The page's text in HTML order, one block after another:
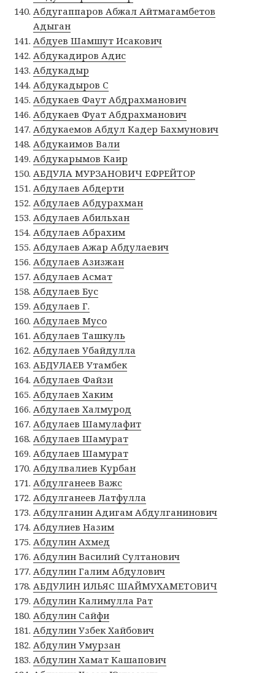
Абдугаппаров Абжал Айтмагамбетов
Адыган
Абдуев Шамшут Исакович
Абдукадиров Адис
Абдукадыр
Абдукадыров С
Абдукаев Фаут Абдрахманович
Абдукаев Фуат Абдрахманович
Абдукаемов Абдул Кадер Бахмунович
Абдукаимов Вали
Абдукарымов Каир
АБДУЛА МУРЗАНОВИЧ ЕФРЕЙТОР
Абдулаев Абдерти
Абдулаев Абдурахман
Абдулаев Абильхан
Абдулаев Абрахим
Абдулаев Ажар Абдулаевич
Абдулаев Азизжан
Абдулаев Асмат
Абдулаев Бус
Абдулаев Г.
Абдулаев Мусо
Абдулаев Ташкуль
Абдулаев Убайдулла
АБДУЛАЕВ Утамбек
Абдулаев Файзи
Абдулаев Хаким
Абдулаев Халмурод
Абдулаев Шамулафит
Абдулаев Шамурат
Абдулаев Шамурат
Абдулвалиев Курбан
Абдулганеев Важс
Абдулганеев Латфулла
Абдулганин Адигам Абдулганинович
Абдулиев Назим
Абдулин Ахмед
Абдулин Василий Султанович
Абдулин Галим Абдулович
АБДУЛИН ИЛЬЯС ШАЙМУХАМЕТОВИЧ
Абдулин Калимулла Рат
Абдулин Сайфи
Абдулин Узбек Хайбович
Абдулин Умурзан
Абдулин Хамат Кашапович